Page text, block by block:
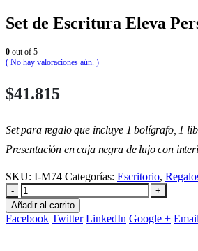
Set de Escritura Eleva
0 out of 5
( No hay valoraciones aún. )
$41.815
Set para regalo que incluye 1 bolígrafo, 1
Presentación en caja negra de lujo con
SKU: I-M74 Categorías: Escritorio,
-
+
Añadir al carrito
Facebook Twitter LinkedIn Google + Email